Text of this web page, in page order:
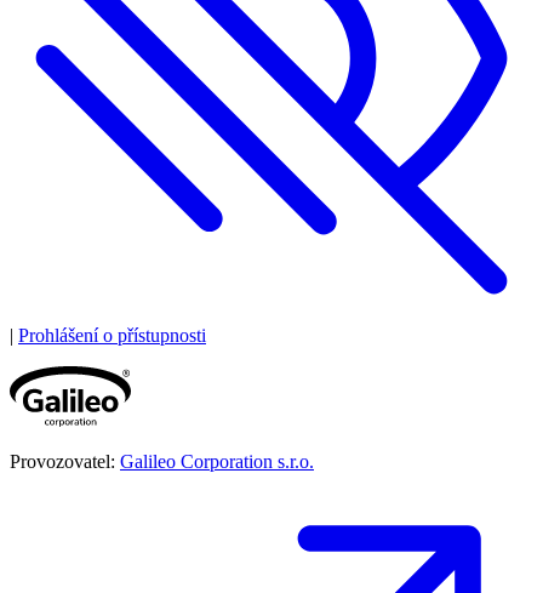
| Prohlášení o přístupnosti
Provozovatel: Galileo Corporation s.r.o.